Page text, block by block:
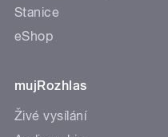
Stanice
eShop
mujRozhlas
Živé vysílání